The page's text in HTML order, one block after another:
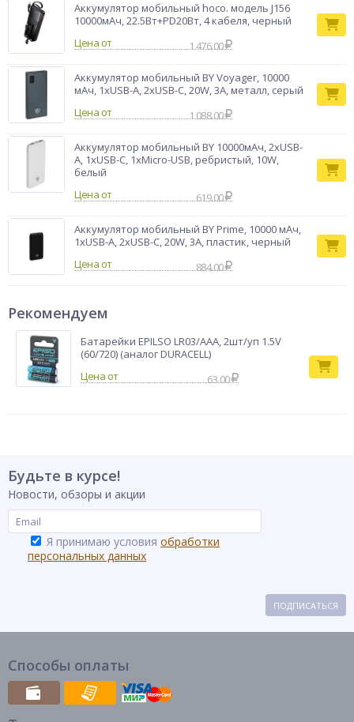
Аккумулятор мобильный hoco. модель J156
10000мАч, 22.5Вт+PD20Вт, 4 кабеля, черный
Цена от
1 476.00
Аккумулятор мобильный BY Voyager, 10000
мАч, 1xUSB-A, 2xUSB-C, 20W, 3A, металл, серый
Цена от
1 088.00
Аккумулятор мобильный BY 10000мАч, 2xUSB-
A, 1xUSB-C, 1xMicro-USB, ребристый, 10W,
белый
Цена от
619.00
Аккумулятор мобильный BY Prime, 10000 мАч,
1xUSB-A, 2xUSB-C, 20W, 3A, пластик, черный
Цена от
884.00
Рекомендуем
Батарейки EPILSO LR03/AAA, 2шт/уп 1.5V
(60/720) (аналог DURACELL)
63.00
Будьте в курсе!
Новости, обзоры и акции
Я принимаю условия обработки
персональных данных
ПОДПИСАТЬСЯ
Способы оплаты